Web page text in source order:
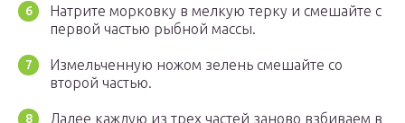
Натрите морковку в мелкую терку и смешайте с
первой частью рыбной массы.
Измельченную ножом зелень смешайте со
второй частью.
Далее каждую из трех частей заново взбиваем в